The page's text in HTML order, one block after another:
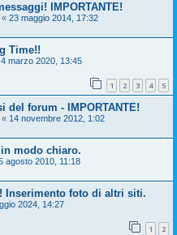
IMPORTANTE!
« 23 maggio 2014, 17:32
Time!!
4 marzo 2020, 13:45
1 2 3 4 5
del forum - IMPORTANTE!
« 14 novembre 2012, 1:02
modo chiaro.
agosto 2010, 11:18
Inserimento foto di altri siti.
2024, 14:27
1 2